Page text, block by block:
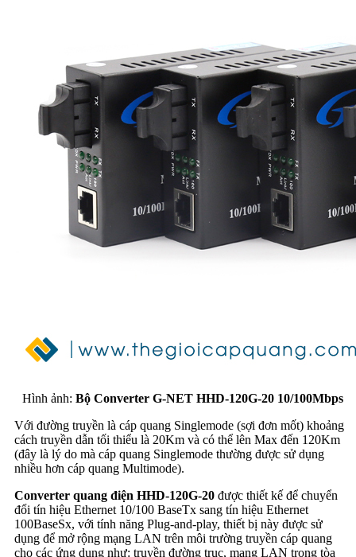
Hình ảnh: Bộ Converter G-NET HHD-120G-20 10/100Mbps
Với đường truyền là cáp quang Singlemode (sợi đơn mốt) khoảng
cách truyền dẫn tối thiểu là 20Km và có thể lên Max đến 120Km
(đây là lý do mà cáp quang Singlemode thường được sử dụng
nhiều hơn cáp quang Multimode).
Converter quang điện HHD-120G-20 được thiết kế để chuyển
đổi tín hiệu Ethernet 10/100 BaseTx sang tín hiệu Ethernet
100BaseSx, với tính năng Plug-and-play, thiết bị này được sử
dụng để mở rộng mạng LAN trên môi trường truyền cáp quang
cho các ứng dụng như: truyền đường trục, mạng LAN trong tòa